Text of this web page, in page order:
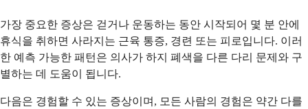
가장 중요한 증상은 걷거나 운동하는 동안 시작되어 몇 분 안에
휴식을 취하면 사라지는 근육 통증, 경련 또는 피로입니다. 이러
한 예측 가능한 패턴은 의사가 하지 폐색을 다른 다리 문제와 구
별하는 데 도움이 됩니다.
다음은 경험할 수 있는 증상이며, 모든 사람의 경험은 약간 다를